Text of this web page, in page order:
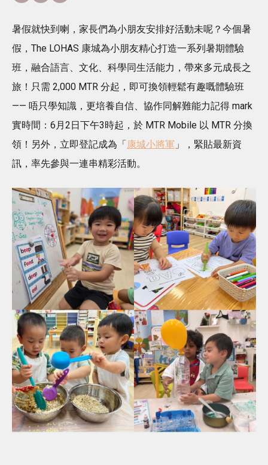
暑假就快到喇，家長們為小朋友安排好活動未呢？今個暑
假，The LOHAS 康城為小朋友精心打造一系列暑期體驗
班，融合語言、文化、科學同生活能力，帶來多元成長之
旅！只需 2,000 MTR 分起，即可換領輕鬆有趣嘅體驗班
—— 唔只學知識，更培養自信、協作同解難能力記得 mark
實時間：6月2日下午3時起，於 MTR Mobile 以 MTR 分換
領！另外，立即登記成為「康城小將軍 」，緊貼最新資
訊，率先參與一連串精彩活動。